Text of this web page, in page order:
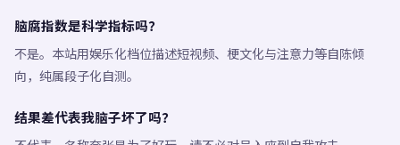
脑腐指数是科学指标吗？
不是。本站用娱乐化档位描述短视频、梗文化与注意力等自陈倾
向，纯属段子化自测。
结果差代表我脑子坏了吗？